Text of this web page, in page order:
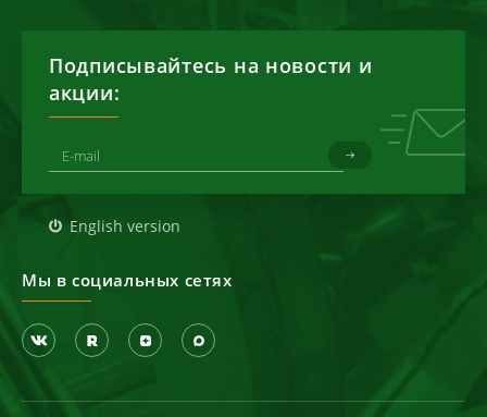
Подписывайтесь на новости и
акции:
English version
Мы в социальных сетях